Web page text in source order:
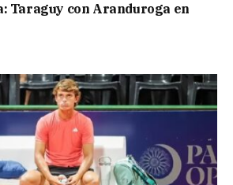
Taraguy con Aranduroga en